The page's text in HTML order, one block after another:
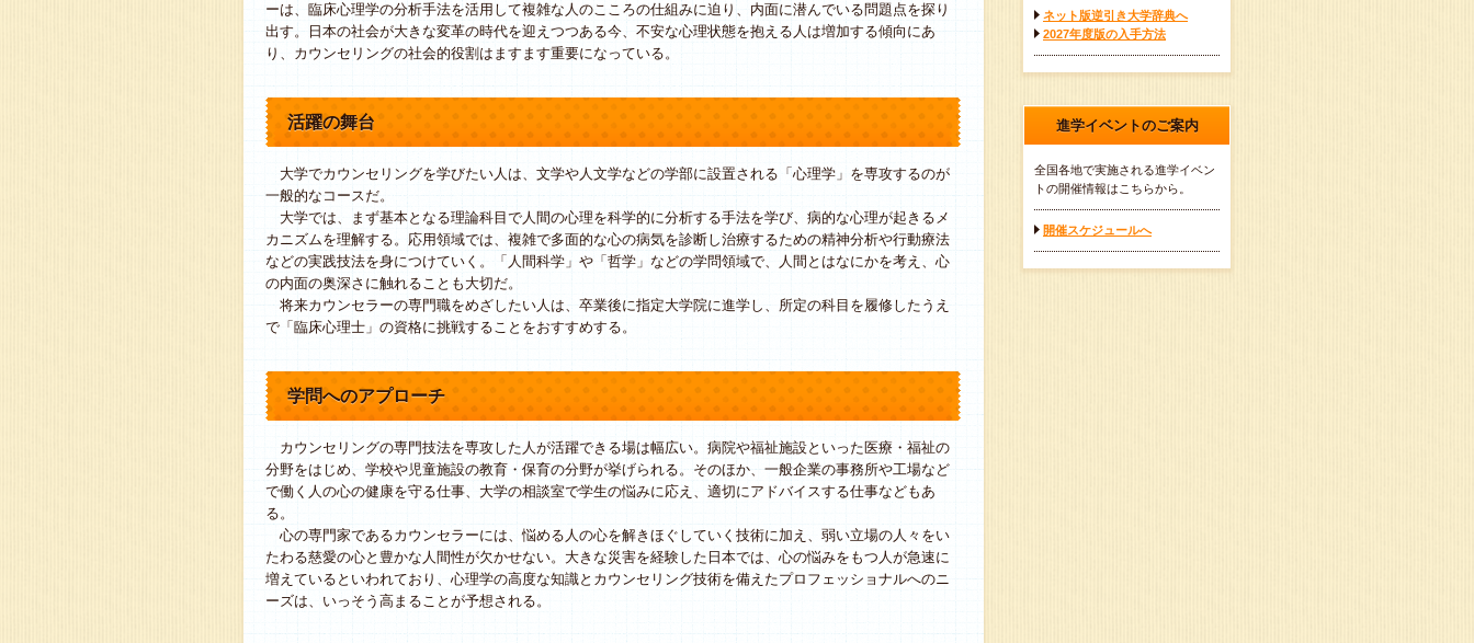
ーは、臨床心理学の分析手法を活用して複雑な人のこころの仕組みに迫り、内面に潜んでいる問題点を探り
出す。日本の社会が大きな変革の時代を迎えつつある今、不安な心理状態を抱える人は増加する傾向にあ
り、カウンセリングの社会的役割はますます重要になっている。
活躍の舞台
大学でカウンセリングを学びたい人は、文学や人文学などの学部に設置される「心理学」を専攻するのが
一般的なコースだ。
大学では、まず基本となる理論科目で人間の心理を科学的に分析する手法を学び、病的な心理が起きるメ
カニズムを理解する。応用領域では、複雑で多面的な心の病気を診断し治療するための精神分析や行動療法
などの実践技法を身につけていく。「人間科学」や「哲学」などの学問領域で、人間とはなにかを考え、心
の内面の奥深さに触れることも大切だ。
将来カウンセラーの専門職をめざしたい人は、卒業後に指定大学院に進学し、所定の科目を履修したうえ
で「臨床心理士」の資格に挑戦することをおすすめする。
学問へのアプローチ
カウンセリングの専門技法を専攻した人が活躍できる場は幅広い。病院や福祉施設といった医療・福祉の
分野をはじめ、学校や児童施設の教育・保育の分野が挙げられる。そのほか、一般企業の事務所や工場など
で働く人の心の健康を守る仕事、大学の相談室で学生の悩みに応え、適切にアドバイスする仕事などもあ
る。
心の専門家であるカウンセラーには、悩める人の心を解きほぐしていく技術に加え、弱い立場の人々をい
たわる慈愛の心と豊かな人間性が欠かせない。大きな災害を経験した日本では、心の悩みをもつ人が急速に
増えているといわれており、心理学の高度な知識とカウンセリング技術を備えたプロフェッショナルへのニ
ーズは、いっそう高まることが予想される。
ネット版逆引き大学辞典へ
2027年度版の入手方法
進学イベントのご案内
全国各地で実施される進学イベン
トの開催情報はこちらから。
開催スケジュールへ